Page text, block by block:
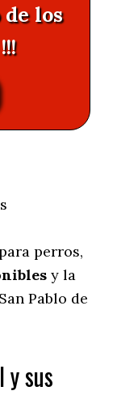
los
perros,
y la
San Pablo de
y sus